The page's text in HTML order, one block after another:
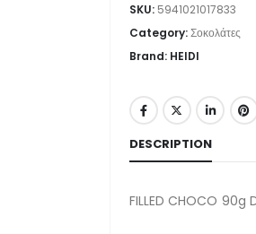
SKU: 5941021017833
Category:Σοκολάτες
Brand: HEIDI
DESCRIPTION
FILLED CHOCO 90g